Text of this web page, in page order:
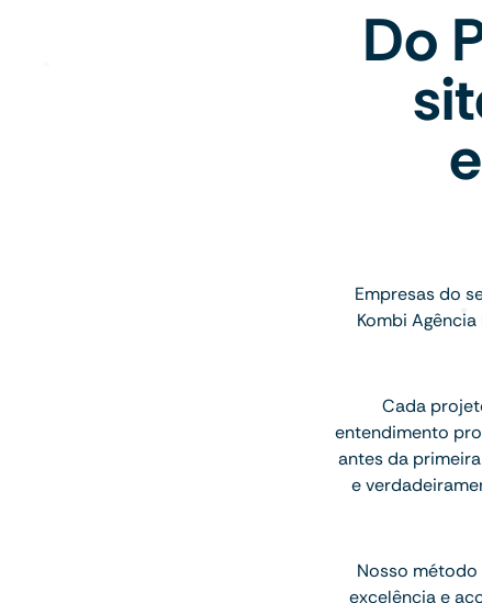
Do
Empresas do
Kombi
Cada
entendimento
antes da
e
Nosso
excelência e